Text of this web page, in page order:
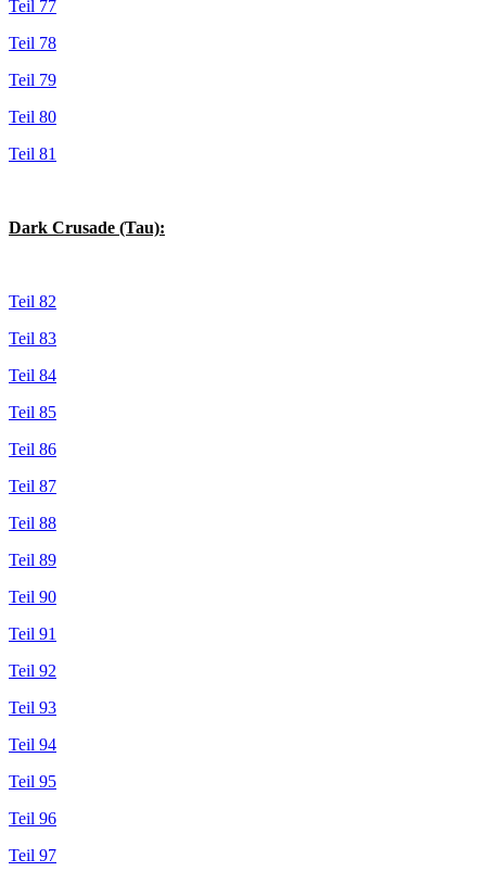
Teil 77
Teil 78
Teil 79
Teil 80
Teil 81
Dark Crusade (Tau):
Teil 82
Teil 83
Teil 84
Teil 85
Teil 86
Teil 87
Teil 88
Teil 89
Teil 90
Teil 91
Teil 92
Teil 93
Teil 94
Teil 95
Teil 96
Teil 97